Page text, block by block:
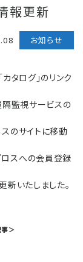
報更新
お知らせ
タログ」のリンク
隔監視サービスの
スのサイトに移動
ロスへの会員登録
新いたしました。
＞